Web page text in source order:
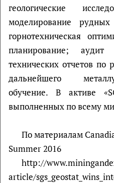
геологические
моделирование
горнотехническая
планирование; аудит
технических отчетов по
дальнейшего
обучение. В активе
выполненных по всему
По материалам
Summer 2016
http://
article/